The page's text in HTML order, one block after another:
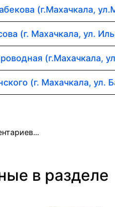
(г.Махачкала,
(г. Махачкала, ул.
(г.Махачкала,
(г. Махачкала, ул.
в разделе